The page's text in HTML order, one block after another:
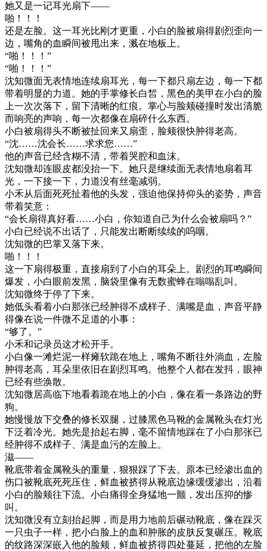
她又是一记耳光扇下——
啪！！！
还是左脸。这一耳光比刚才更重，小白的脸被扇得剧烈歪向一
边，嘴角的血瞬间被甩出来，溅在地板上。
“啪！！！”
“啪！！！”
沈知微面无表情地连续扇耳光，每一下都只扇左边，每一下都
带着明显的力道。她的手掌修长白皙，黑色的美甲在小白的脸
上一次次落下，留下清晰的红痕。掌心与脸颊碰撞时发出清脆
而响亮的声响，每一次都像在扇碎什么东西。
小白被扇得头不断被扯回来又扇歪，脸颊很快肿得老高。
“沈……沈会长……求求您……”
他的声音已经含糊不清，带着哭腔和血沫。
沈知微却连眼皮都没抬一下。她只是继续面无表情地扇着耳
光，一下接一下，力道没有丝毫减弱。
小禾从后面死死扯着他的头发，强迫他保持仰头的姿势，声音
带着笑意：
“会长扇得真好看……小白，你知道自己为什么会被扇吗？”
小白已经说不出话了，只能发出断断续续的呜咽。
沈知微的巴掌又落下来。
啪！！！
这一下扇得极重，直接扇到了小白的耳朵上。剧烈的耳鸣瞬间
爆发，小白眼前发黑，脑袋里像有无数蜜蜂在嗡嗡乱叫。
沈知微终于停了下来。
她低头看着小白那张已经肿得不成样子、满嘴是血，声音平静
得像在说一件微不足道的小事：
“够了。”
小禾和记录员这才松开手。
小白像一滩烂泥一样瘫软跪在地上，嘴角不断往外淌血，左脸
肿得老高，耳朵里依旧在剧烈耳鸣。他整个人都在发抖，眼神
已经有些涣散。
沈知微居高临下地看着跪在地上的小白，像在看一条路边的野
狗。
她慢慢放下交叠的修长双腿，过膝黑色马靴的金属靴头在灯光
下泛着冷光。她先是抬起右脚，毫不留情地踩在了小白那张已
经肿得不成样子、满是血污的左脸上。
滋——
靴底带着金属靴头的重量，狠狠踩了下去。原本已经渗出血的
伤口被靴底死死压住，鲜血被挤得从靴底边缘缓缓渗出，沿着
小白的脸颊往下流。小白痛得全身猛地一颤，发出压抑的惨
叫。
沈知微没有立刻抬起脚，而是用力地前后碾动靴底，像在踩灭
一只虫子一样，把小白脸上的血和肿胀的皮肤反复碾压。靴底
的纹路深深嵌入他的脸颊，鲜血被挤得四处蔓延，把他的左脸